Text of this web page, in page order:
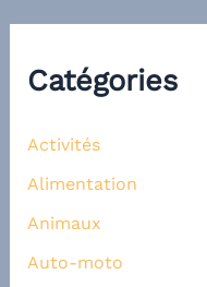
Catégories
Activités
Alimentation
Animaux
Auto-moto